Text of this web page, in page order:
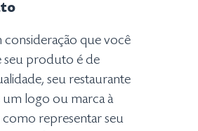
consideração que você
seu produto é de
seu restaurante
um logo ou marca à
como representar seu